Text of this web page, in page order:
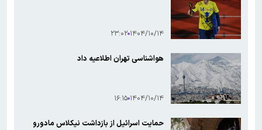
۱۴۰۴/۱۰/۱۴ ۲۳:۰۲
هواشناسی تهران اطلاعیه داد
۱۴۰۴/۱۰/۱۴ ۱۶:۱۵
حمایت اسرائیل از بازداشت نیکلاس مادورو